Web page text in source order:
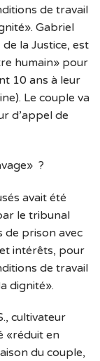
de travail
Gabriel
la Justice, est
humain» pour
10 ans à leur
Le couple va
d’appel de
?
avait été
le tribunal
de prison avec
intérêts, pour
de travail
dignité».
cultivateur
«réduit en
du couple,